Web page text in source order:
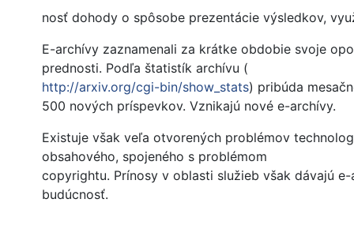
nosť dohody o spôsobe prezentácie výsledkov,
E-archívy zaznamenali za krátke obdobie svoje
prednosti. Podľa štatistík archívu (
http://arxiv.org/cgi-bin/show_stats) pribúda
500 nových príspevkov. Vznikajú nové e-archívy.
Existuje však veľa otvorených problémov
obsahového, spojeného s problémom
copyrightu. Prínosy v oblasti služieb však dávajú
budúcnosť.